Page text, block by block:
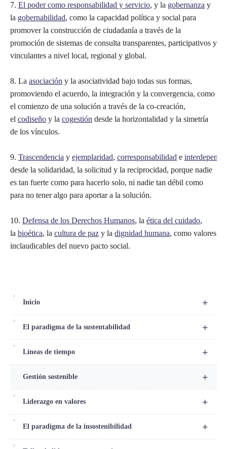
7. El poder como responsabilidad y servicio, y la gobernanza y
la gobernabilidad, como la capacidad política y social para
promover la construcción de ciudadanía a través de la
promoción de sistemas de consulta transparentes, participativos y
vinculantes a nivel local, regional y global.
8. La asociación y la asociatividad bajo todas sus formas,
promoviendo el acuerdo, la integración y la convergencia, como
el comienzo de una solución a través de la co-creación,
el codiseño y la cogestión desde la horizontalidad y la simetría
de los vínculos.
9. Trascendencia y ejemplaridad, corresponsabilidad e
desde la solidaridad, la solicitud y la reciprocidad, porque nadie
es tan fuerte como para hacerlo solo, ni nadie tan débil como
para no tener algo para aportar a la solución.
10. Defensa de los Derechos Humanos, la ética del cuidado,
la bioética, la cultura de paz y la dignidad humana, como valores
inclaudicables del nuevo pacto social.
+
Inicio
+
El paradigma de la sustentabilidad
+
Líneas de tiempo
+
Gestión sostenible
+
Liderazgo en valores
+
El paradigma de la insostenibilidad